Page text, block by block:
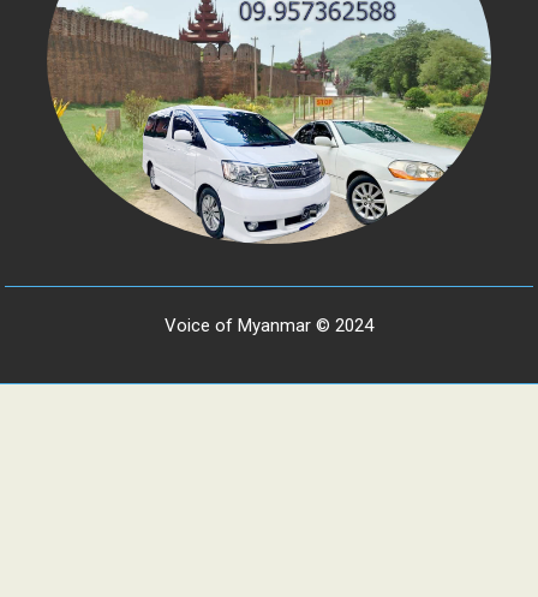
Voice of Myanmar © 2024